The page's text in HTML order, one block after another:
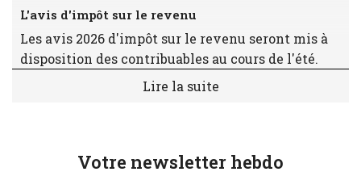
L'avis d'impôt sur le revenu
Les avis 2026 d'impôt sur le revenu seront mis à
disposition des contribuables au cours de l'été.
Lire la suite
Votre newsletter hebdo